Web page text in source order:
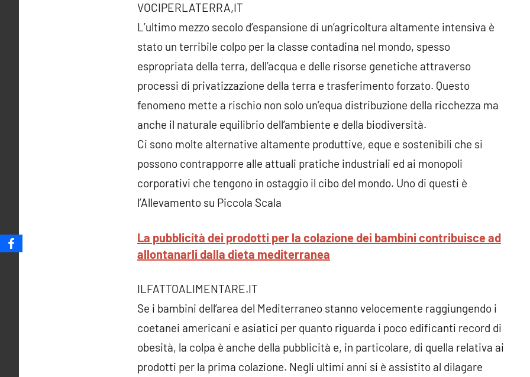
VOCIPERLATERRA,IT
L’ultimo mezzo secolo d’espansione di un’agricoltura altamente intensiva è
stato un terribile colpo per la classe contadina nel mondo, spesso
espropriata della terra, dell’acqua e delle risorse genetiche attraverso
processi di privatizzazione della terra e trasferimento forzato. Questo
fenomeno mette a rischio non solo un’equa distribuzione della ricchezza ma
anche il naturale equilibrio dell’ambiente e della biodiversità.
Ci sono molte alternative altamente produttive, eque e sostenibili che si
possono contrapporre alle attuali pratiche industriali ed ai monopoli
corporativi che tengono in ostaggio il cibo del mondo. Uno di questi è
l’Allevamento su Piccola Scala
La pubblicità dei prodotti per la colazione dei bambini contribuisce ad
allontanarli dalla dieta mediterranea
ILFATTOALIMENTARE.IT
Se i bambini dell’area del Mediterraneo stanno velocemente raggiungendo i
coetanei americani e asiatici per quanto riguarda i poco edificanti record di
obesità, la colpa è anche della pubblicità e, in particolare, di quella relativa ai
prodotti per la prima colazione. Negli ultimi anni si è assistito al dilagare